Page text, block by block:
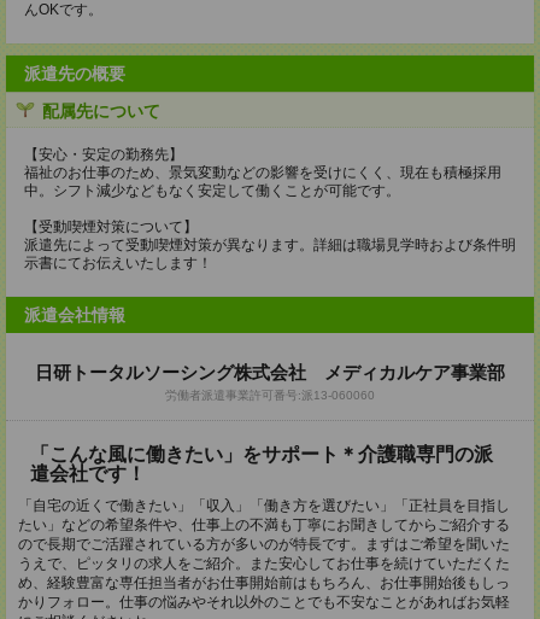
んOKです。
派遣先の概要
配属先について
【安心・安定の勤務先】
福祉のお仕事のため、景気変動などの影響を受けにくく、現在も積極採用
中。シフト減少などもなく安定して働くことが可能です。
【受動喫煙対策について】
派遣先によって受動喫煙対策が異なります。詳細は職場見学時および条件明
示書にてお伝えいたします！
派遣会社情報
日研トータルソーシング株式会社 メディカルケア事業部
労働者派遣事業許可番号:派13-060060
「こんな風に働きたい」をサポート＊介護職専門の派
遣会社です！
「自宅の近くで働きたい」「収入」「働き方を選びたい」「正社員を目指し
たい」などの希望条件や、仕事上の不満も丁寧にお聞きしてからご紹介する
ので長期でご活躍されている方が多いのが特長です。まずはご希望を聞いた
うえで、ピッタリの求人をご紹介。また安心してお仕事を続けていただくた
め、経験豊富な専任担当者がお仕事開始前はもちろん、お仕事開始後もしっ
かりフォロー。仕事の悩みやそれ以外のことでも不安なことがあればお気軽